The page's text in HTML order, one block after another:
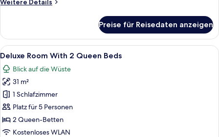
Beds
Weitere Details
Dune
View
Room
With
2
Beds
Preise für Reisedaten anzeigen
Alle
Fotos
für
Deluxe
Room
With
2
Queen
Ein Hotelzimmer mit zwei Betten,
5
Deluxe Room With 2 Queen Beds
Blick auf die Wüste
31 m²
1 Schlafzimmer
Platz für 5 Personen
2 Queen-Betten
Kostenloses WLAN